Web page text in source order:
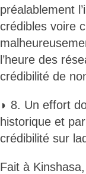
préalablement
crédibles voire
l’heure des
crédibilité de
◗ 8. Un effort
historique et
crédibilité sur
Fait à